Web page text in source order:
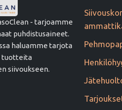
- tarjoamme
puhdistusaineet.
haluamme tarjota
tuotteita
siivoukseen.